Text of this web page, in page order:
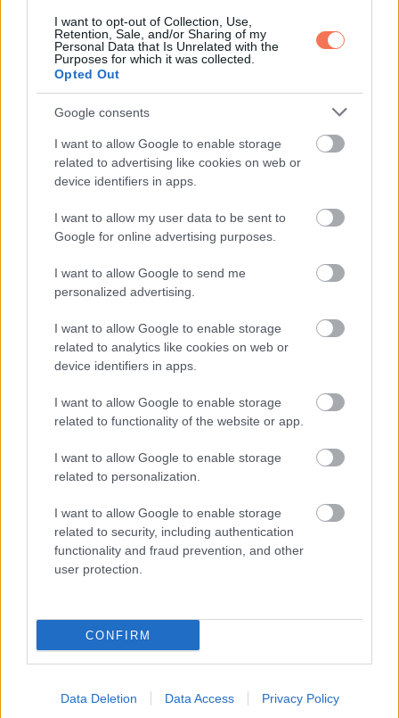
I want to opt-out of Collection, Use,
Retention, Sale, and/or Sharing of my
Personal Data that Is Unrelated with the
Purposes for which it was collected.
Opted Out
Google consents
I want to allow Google to enable storage
related to advertising like cookies on web or
device identifiers in apps.
I want to allow my user data to be sent to
Google for online advertising purposes.
I want to allow Google to send me
personalized advertising.
I want to allow Google to enable storage
related to analytics like cookies on web or
device identifiers in apps.
I want to allow Google to enable storage
related to functionality of the website or app.
I want to allow Google to enable storage
related to personalization.
I want to allow Google to enable storage
related to security, including authentication
functionality and fraud prevention, and other
user protection.
CONFIRM
Data Deletion Data Access Privacy Policy
óvatosnak lenni, és csak szoros felügyelettel adni.
Oszd meg ezt a posztot:
WhatsappRedditShare
Email
ELŐZŐ POSZT
Mit jelenthet a tenyéren látható félhold és
az M betű a népi hiedelmek szerint?
KÖVETKEZŐ POSZT
Örökbe fogadtam egy kislányt, aztán 23
évvel később az esküvőjén egy idegen
odalépett hozzám, és azt mondta:
„Fogalmad sincs, mit titkol előled a lányod”
További bejegyzések